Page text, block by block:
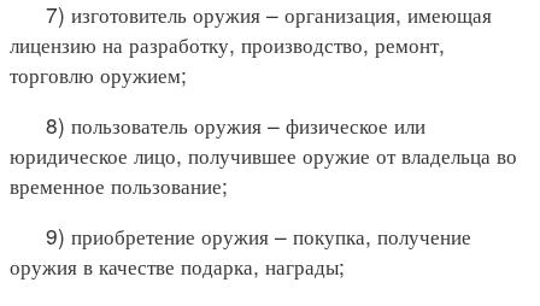
7) изготовитель оружия – организация, имеющая
лицензию на разработку, производство, ремонт,
торговлю оружием;
8) пользователь оружия – физическое или
юридическое лицо, получившее оружие от владельца во
временное пользование;
9) приобретение оружия – покупка, получение
оружия в качестве подарка, награды;